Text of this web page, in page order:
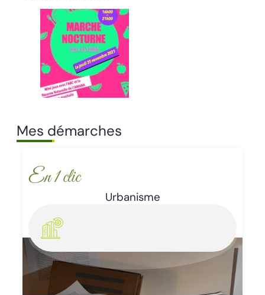
Mes démarches
En 1 clic
Enlèvement d’épaves